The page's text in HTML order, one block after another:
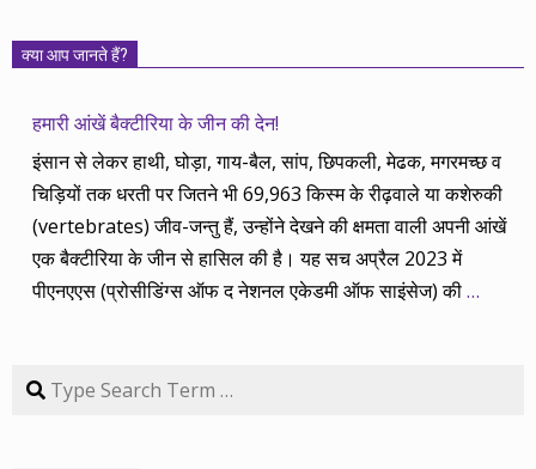
क्या आप जानते हैं?
हमारी आंखें बैक्टीरिया के जीन की देन!
इंसान से लेकर हाथी, घोड़ा, गाय-बैल, सांप, छिपकली, मेढक, मगरमच्छ व
चिड़ियों तक धरती पर जितने भी 69,963 किस्म के रीढ़वाले या कशेरुकी
(vertebrates) जीव-जन्तु हैं, उन्होंने देखने की क्षमता वाली अपनी आंखें
एक बैक्टीरिया के जीन से हासिल की है। यह सच अप्रैल 2023 में
पीएनएएस (प्रोसीडिंग्स ऑफ द नेशनल एकेडमी ऑफ साइंसेज) की…
Search